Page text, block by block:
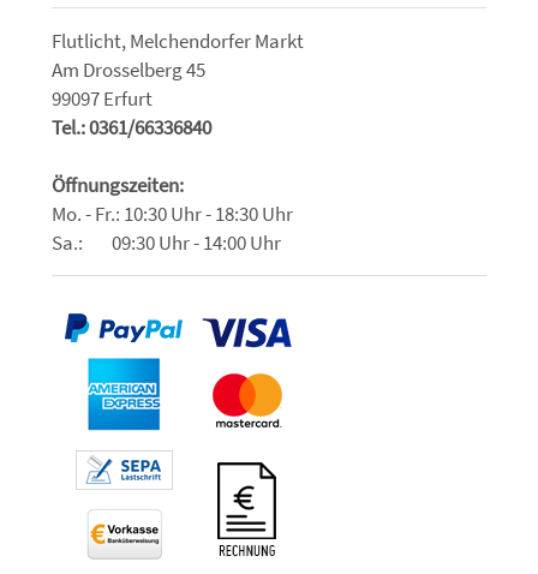
Flutlicht, Melchendorfer Markt
Am Drosselberg 45
99097 Erfurt
Tel.: 0361/66336840
Öffnungszeiten:
Mo. - Fr.: 10:30 Uhr - 18:30 Uhr
Sa.: 09:30 Uhr - 14:00 Uhr